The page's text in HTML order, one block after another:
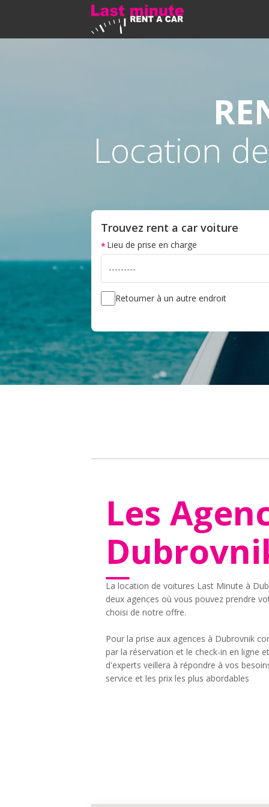
Location
Trouvez rent a car voiture
Lieu de prise en charge
Retourner à un autre endroit
Les
La location de voitures Last Minute à
deux agences où vous pouvez prendre
choisi de notre offre.
Pour la prise aux agences à Dubrovnik
par la réservation et le check-in en ligne
d'experts veillera à répondre à vos
service et les prix les plus abordables